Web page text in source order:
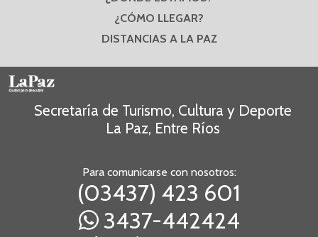
¿CÓMO LLEGAR?
DISTANCIAS A LA PAZ
Secretaría de Turismo, Cultura y Deporte
La Paz, Entre Ríos
Para comunicarse con nosotros:
(03437) 423 601
3437-442424